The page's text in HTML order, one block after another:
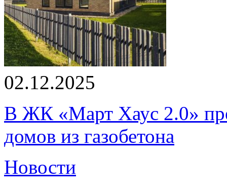
02.12.2025
В ЖК «Март Хаус 2.0»
домов из газобетона
Новости